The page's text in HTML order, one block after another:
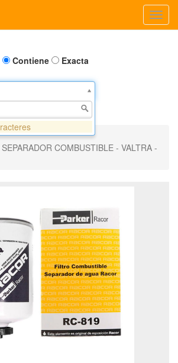
Contiene Exacta
COMBUSTIBLE - VALTRA -